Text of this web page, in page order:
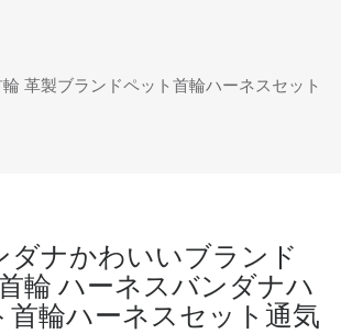
革製ブランドペット首輪ハーネスセット
ナかわいいブランド
輪 ハーネスバンダナハ
輪ハーネスセット通気